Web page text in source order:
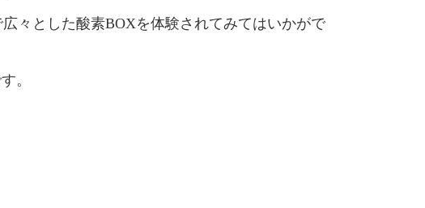
々とした酸素BOXを体験されてみてはいかがで
。